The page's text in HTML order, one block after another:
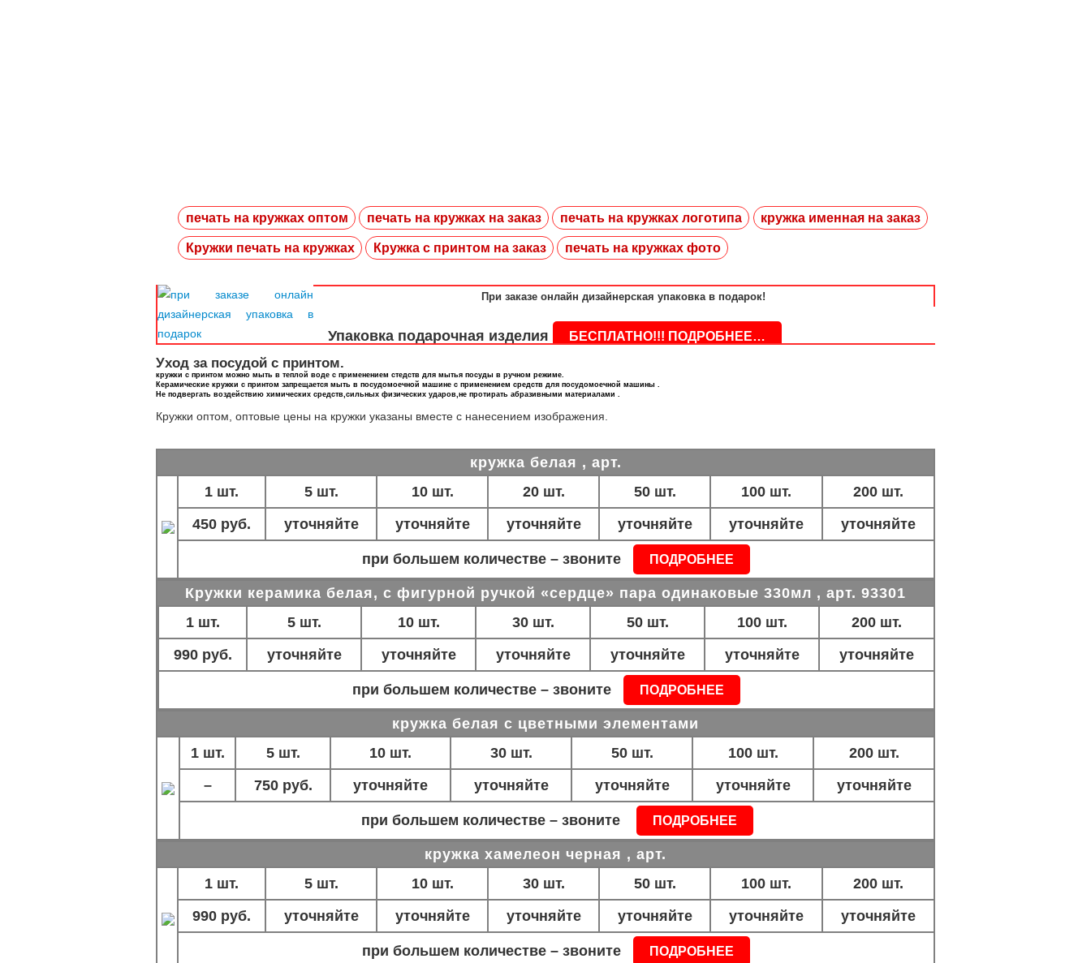
печать на кружках оптом печать на кружках на заказ печать на кружках логотипа кружка именная на заказ
Кружки печать на кружках Кружка с принтом на заказ печать на кружках фото
При заказе онлайн дизайнерская упаковка в подарок!
Упаковка подарочная изделия БЕСПЛАТНО!!! ПОДРОБНЕЕ…
Уход за посудой с принтом.
кружки с принтом можно мыть в теплой воде с применением стедств для мытья посуды в ручном режиме.
Керамические кружки с принтом запрещается мыть в посудомоечной машине с применением средств для посудомоечной машины .
Не подвергать воздействию химических средств,сильных физических ударов,не протирать абразивными материалами .
Кружки оптом, оптовые цены на кружки указаны вместе с нанесением изображения.
кружка белая , арт.
1 шт.
5 шт. 10 шт. 20 шт. 50 шт. 100 шт.
200 шт.
450 руб.
уточняйте уточняйте уточняйте уточняйте уточняйте уточняйте
при большем количестве – звоните ПОДРОБНЕЕ
Кружки керамика белая, с фигурной ручкой «сердце» пара одинаковые 330мл , арт. 93301
1 шт.
5 шт. 10 шт. 30 шт. 50 шт. 100 шт.
200 шт.
990 руб.
уточняйте уточняйте уточняйте уточняйте уточняйте уточняйте
при большем количестве – звоните ПОДРОБНЕЕ
кружка белая с цветными элементами
1 шт.
5 шт. 10 шт. 30 шт. 50 шт. 100 шт.
200 шт.
–
750 руб. уточняйте уточняйте уточняйте уточняйте уточняйте
при большем количестве – звоните ПОДРОБНЕЕ
кружка хамелеон черная , арт.
1 шт.
5 шт. 10 шт. 30 шт. 50 шт. 100 шт.
200 шт.
990 руб.
уточняйте уточняйте уточняйте уточняйте уточняйте уточняйте
при большем количестве – звоните ПОДРОБНЕЕ